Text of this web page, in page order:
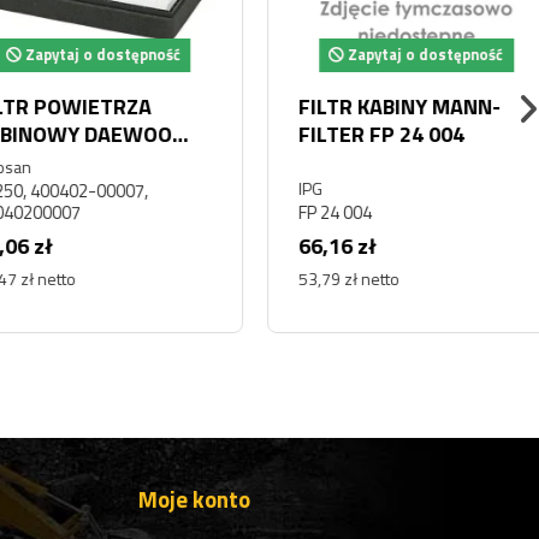
DAEWOO
DL300
00001,
Zapytaj o dostępność
FILTR KABINY DENSO
DCF198K
DCF198K
50,07 zł
40,71 zł netto
Moje konto